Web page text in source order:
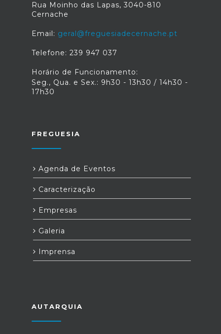
Rua Moinho das Lapas, 3040-810
Cernache
Email: geral@freguesiadecernache.pt
Telefone: 239 947 037
Horário de Funcionamento:
Seg., Qua. e Sex.: 9h30 - 13h30 / 14h30 -
17h30
FREGUESIA
Agenda de Eventos
Caracterização
Empresas
Galeria
Imprensa
AUTARQUIA